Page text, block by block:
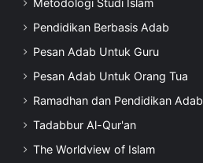
Metodologi Studi Islam
Pendidikan Berbasis Adab
Pesan Adab Untuk Guru
Pesan Adab Untuk Orang Tua
Ramadhan dan Pendidikan Adab
Tadabbur Al-Qur'an
The Worldview of Islam